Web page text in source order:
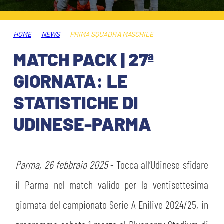
ABBONAMENTI
INFO BIGLIETTI
MUSEUM CLUB EXPERIENCE
TARDINI CARD
INFORMAZIONI ACCREDITI
TICKET GIFT CARD
SHOP
HOSPITALITY
HOSPITALITY
MUSEUM CLUB EXPERIENCE
ESPORTS
IL CLUB
STORIA
MUTTI TRAINING CENTER
STADIO TARDINI
HOME NEWS PRIMA SQUADRA MASCHILE
MATCH PACK | 27ª
GIORNATA: LE
STATISTICHE DI
UDINESE-PARMA
Parma, 26 febbraio 2025- Tocca all’Udinese sfidare
il Parma nel match valido per la ventisettesima
giornata del campionato Serie A Enilive 2024/25, in